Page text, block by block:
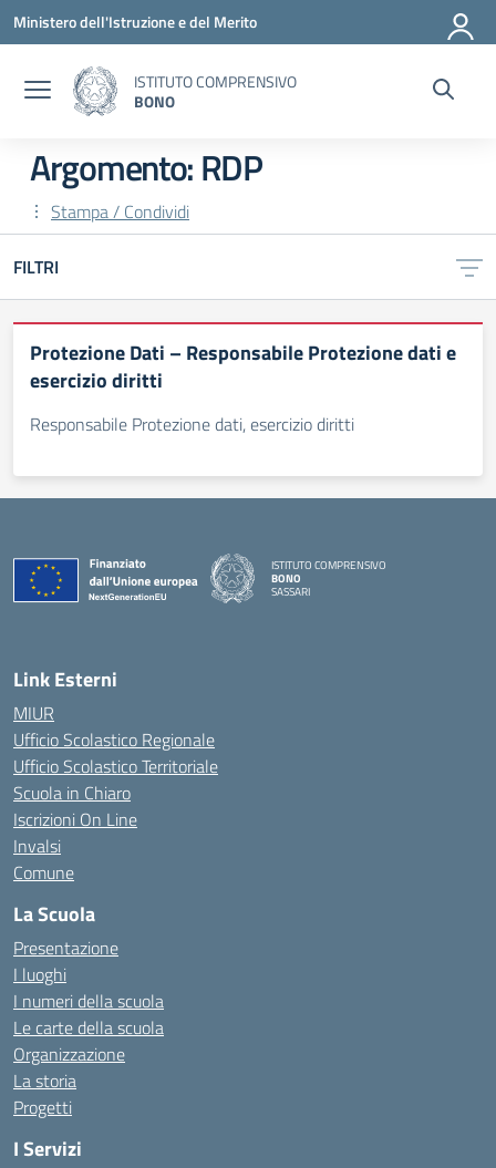
Vai ai contenuti
Vai al menu di navigazione
Vai al footer
Ministero dell'Istruzione e del Merito
ISTITUTO COMPRENSIVO
BONO
Argomento: RDP
Stampa / Condividi
FILTRI
Protezione Dati – Responsabile Protezione dati e
esercizio diritti
Responsabile Protezione dati, esercizio diritti
ISTITUTO COMPRENSIVO
BONO
SASSARI
Link Esterni
MIUR
Ufficio Scolastico Regionale
Ufficio Scolastico Territoriale
Scuola in Chiaro
Iscrizioni On Line
Invalsi
Comune
La Scuola
Presentazione
I luoghi
I numeri della scuola
Le carte della scuola
Organizzazione
La storia
Progetti
I Servizi